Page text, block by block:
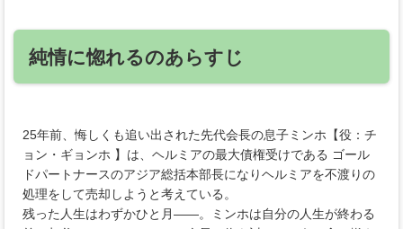
純情に惚れるのあらすじ
25年前、悔しくも追い出された先代会長の息子ミンホ【役：チ
ョン・ギョンホ 】は、ヘルミアの最大債権受けである ゴール
ドパートナースのアジア総括本部長になりヘルミアを不渡りの
処理をして売却しようと考えている。
残った人生はわずかひと月――。ミンホは自分の人生が終わる